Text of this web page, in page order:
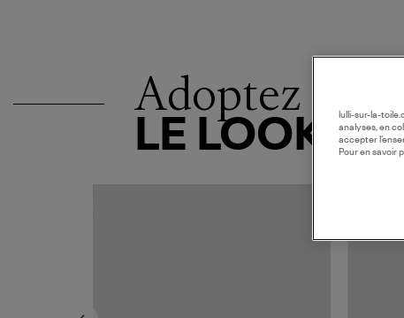
Adoptez
LE LOOK
lulli-sur-la-
analyses, en
accepter
Pour en savoir